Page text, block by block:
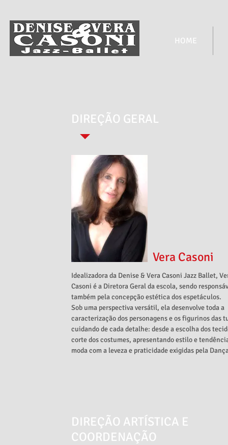
HOME
DIREÇÃO GERAL
Vera Casoni
Idealizadora da Denise & Vera Casoni Jazz Ballet,
Casoni é a Diretora Geral da escola, sendo
também pela concepção estética dos espetáculos.
Sob uma perspectiva versátil, ela desenvolve toda a
caracterização dos personagens e os figurinos das
cuidando de cada detalhe: desde a escolha dos
corte dos costumes, apresentando estilo e
moda com a leveza e praticidade exigidas pela
DIREÇÃO ARTÍSTICA E
COORDENAÇÃO